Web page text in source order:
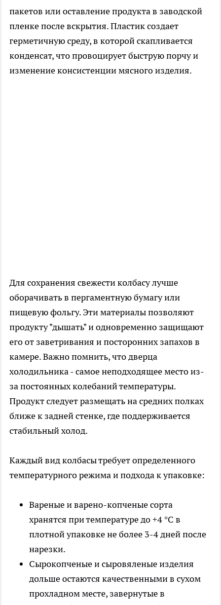
пакетов или оставление продукта в заводской
пленке после вскрытия. Пластик создает
герметичную среду, в которой скапливается
конденсат, что провоцирует быструю порчу и
изменение консистенции мясного изделия.
Для сохранения свежести колбасу лучше
оборачивать в пергаментную бумагу или
пищевую фольгу. Эти материалы позволяют
продукту "дышать" и одновременно защищают
его от заветривания и посторонних запахов в
камере. Важно помнить, что дверца
холодильника - самое неподходящее место из-
за постоянных колебаний температуры.
Продукт следует размещать на средних полках
ближе к задней стенке, где поддерживается
стабильный холод.
Каждый вид колбасы требует определенного
температурного режима и подхода к упаковке:
Вареные и варено-копченые сорта
хранятся при температуре до +4 °C в
плотной упаковке не более 3-4 дней после
нарезки.
Сырокопченые и сыровяленые изделия
дольше остаются качественными в сухом
прохладном месте, завернутые в